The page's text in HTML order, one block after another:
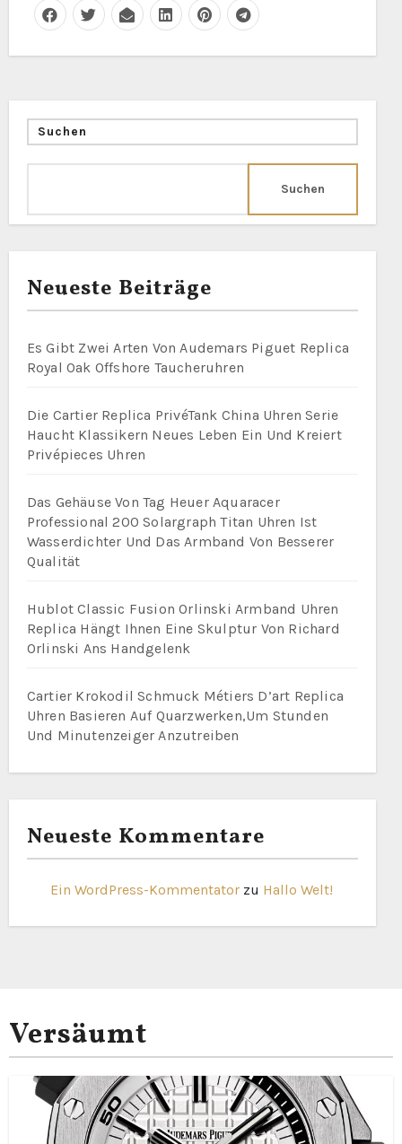
Suchen
Suchen
Neueste Beiträge
Es Gibt Zwei Arten Von Audemars Piguet Replica
Royal Oak Offshore Taucheruhren
Die Cartier Replica PrivéTank China Uhren Serie
Haucht Klassikern Neues Leben Ein Und Kreiert
Privépieces Uhren
Das Gehäuse Von Tag Heuer Aquaracer
Professional 200 Solargraph Titan Uhren Ist
Wasserdichter Und Das Armband Von Besserer
Qualität
Hublot Classic Fusion Orlinski Armband Uhren
Replica Hängt Ihnen Eine Skulptur Von Richard
Orlinski Ans Handgelenk
Cartier Krokodil Schmuck Métiers D’art Replica
Uhren Basieren Auf Quarzwerken,Um Stunden
Und Minutenzeiger Anzutreiben
Neueste Kommentare
Ein WordPress-Kommentatorzu Hallo Welt!
Versäumt